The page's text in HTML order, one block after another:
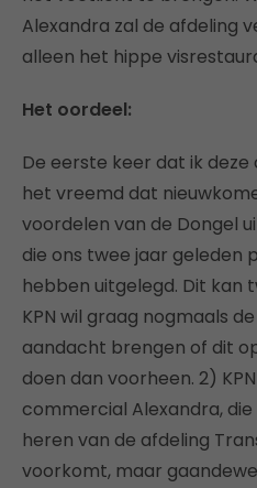
Alexandra zal de afdeling
alleen het hippe
Het oordeel:
De eerste keer dat ik
het vreemd dat
voordelen van de Dongel
die ons twee jaar geleden
hebben uitgelegd. Dit kan
KPN wil graag nogmaals
aandacht brengen of dit
doen dan voorheen. 2)
commercial Alexandra,
heren van de afdeling
voorkomt, maar